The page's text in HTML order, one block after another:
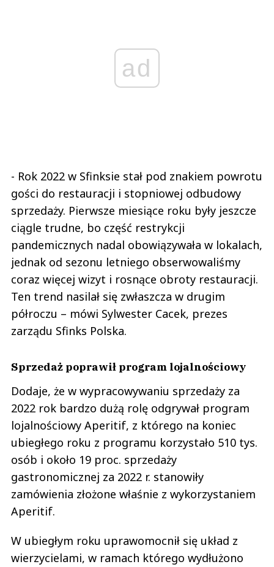
ad
- Rok 2022 w Sfinksie stał pod znakiem powrotu
gości do restauracji i stopniowej odbudowy
sprzedaży. Pierwsze miesiące roku były jeszcze
ciągle trudne, bo część restrykcji
pandemicznych nadal obowiązywała w lokalach,
jednak od sezonu letniego obserwowaliśmy
coraz więcej wizyt i rosnące obroty restauracji.
Ten trend nasilał się zwłaszcza w drugim
półroczu – mówi Sylwester Cacek, prezes
zarządu Sfinks Polska.
Sprzedaż poprawił program lojalnościowy
Dodaje, że w wypracowywaniu sprzedaży za
2022 rok bardzo dużą rolę odgrywał program
lojalnościowy Aperitif, z którego na koniec
ubiegłego roku z programu korzystało 510 tys.
osób i około 19 proc. sprzedaży
gastronomicznej za 2022 r. stanowiły
zamówienia złożone właśnie z wykorzystaniem
Aperitif.
W ubiegłym roku uprawomocnił się układ z
wierzycielami, w ramach którego wydłużono